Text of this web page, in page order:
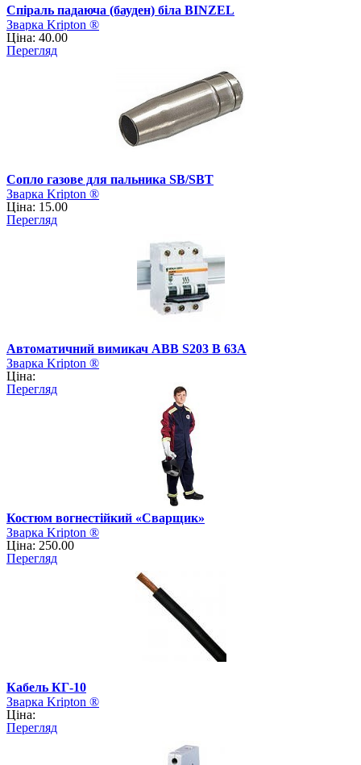
Спіраль падаюча (бауден) біла BINZEL
Зварка Kripton ®
Ціна: 40.00
Перегляд
Сопло газове для пальника SB/SBT
Зварка Kripton ®
Ціна: 15.00
Перегляд
Автоматичний вимикач АВВ S203 B 63А
Зварка Kripton ®
Ціна:
Перегляд
Костюм вогнестійкий «Сварщик»
Зварка Kripton ®
Ціна: 250.00
Перегляд
Кабель КГ-10
Зварка Kripton ®
Ціна:
Перегляд